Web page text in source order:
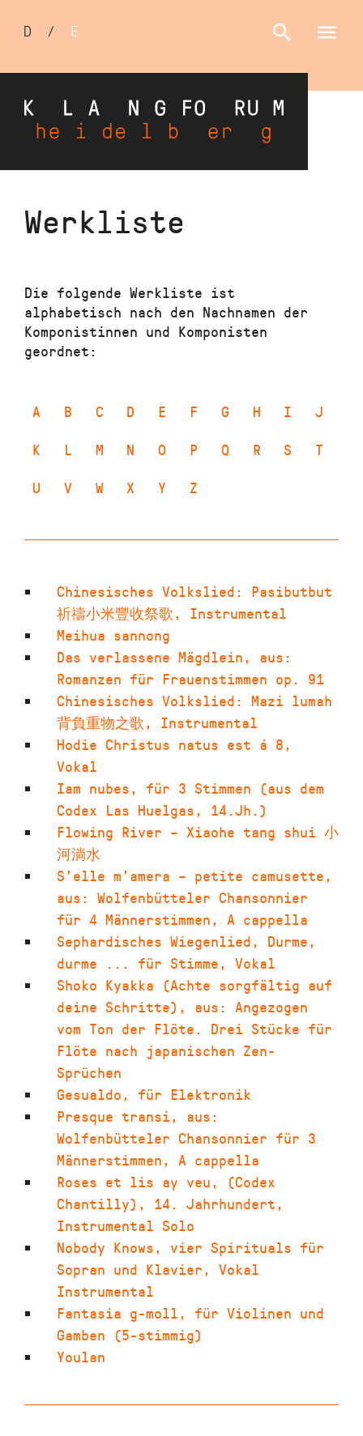
Direkt
Sprachumschalter
D / E
Werkliste
Die folgende Werkliste ist
alphabetisch nach den Nachnamen der
Komponistinnen und Komponisten
geordnet:
A B C D E F G H I
J
K
L M N O P Q R S
T
U
V W X Y Z
Chinesisches Volkslied: Pasibutbut
祈禱小米豐收祭歌, Instrumental
Meihua sannong
Das verlassene Mägdlein, aus:
Romanzen für Frauenstimmen op. 91
Chinesisches Volkslied: Mazi lumah
背負重物之歌, Instrumental
Hodie Christus natus est á 8,
Vokal
Iam nubes, für 3 Stimmen (aus dem
Codex Las Huelgas, 14.Jh.)
Flowing River – Xiaohe tang shui 小
河淌水
S’elle m’amera – petite camusette,
aus: Wolfenbütteler Chansonnier
für 4 Männerstimmen, A cappella
Sephardisches Wiegenlied, Durme,
durme ... für Stimme, Vokal
Shoko Kyakka (Achte sorgfältig auf
deine Schritte) , aus: Angezogen
vom Ton der Flöte. Drei Stücke für
Flöte nach japanischen Zen-
Sprüchen
Gesualdo, für Elektronik
Presque transi, aus:
Wolfenbütteler Chansonnier für 3
Männerstimmen, A cappella
Roses et lis ay veu,
(Codex
Chantilly) , 14. Jahrhundert,
Instrumental Solo
Nobody Knows, vier Spirituals für
Sopran und Klavier, Vokal
Instrumental
Fantasia g-moll, für Violinen und
Gamben (5-stimmig)
Youlan